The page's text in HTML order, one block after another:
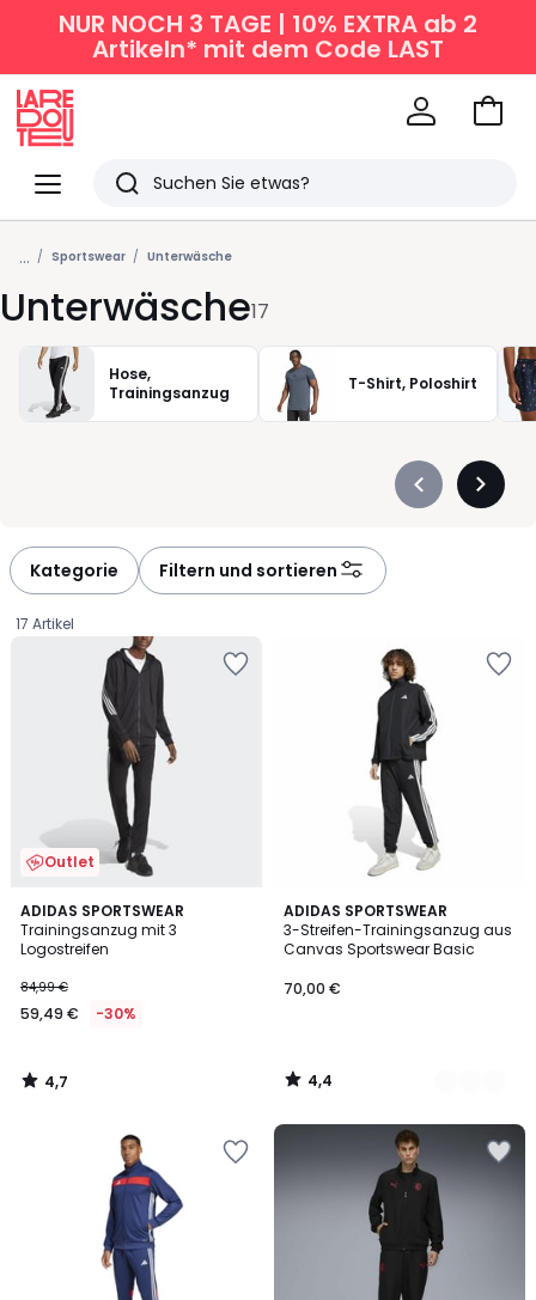
NUR NOCH 3 TAGE | 10% EXTRA ab 2
Artikeln* mit dem Code LAST
Menü
Redoute
Suchen
Zuletzt
angesehen
Artikel
Zum
... Sportswear Unterwäsche
Unterwäsche17
Hose,
Trainingsanzug
T-Shirt, Poloshirt
Précédent
Kategorie Filtern und sortieren
17 Artikel
Outlet
ADIDAS SPORTSWEAR
Trainingsanzug mit 3
Logostreifen
€
Statt
€
30%
angewendet.
84,99 €
59,49 € -30%
4,7
/ 5
4,7
/
ADIDAS SPORTSWEAR
3-Streifen-Trainingsanzug aus
Canvas Sportswear Basic
70,00 €
4,4
/ 5
2
Farben
4,4
/